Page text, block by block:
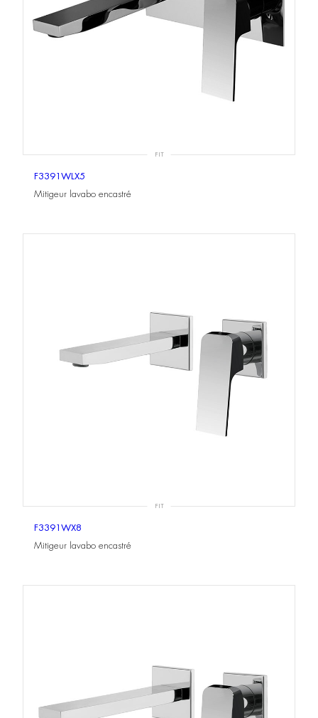
FIT
F3391WLX5
Mitigeur lavabo encastré
FIT
F3391WX8
Mitigeur lavabo encastré